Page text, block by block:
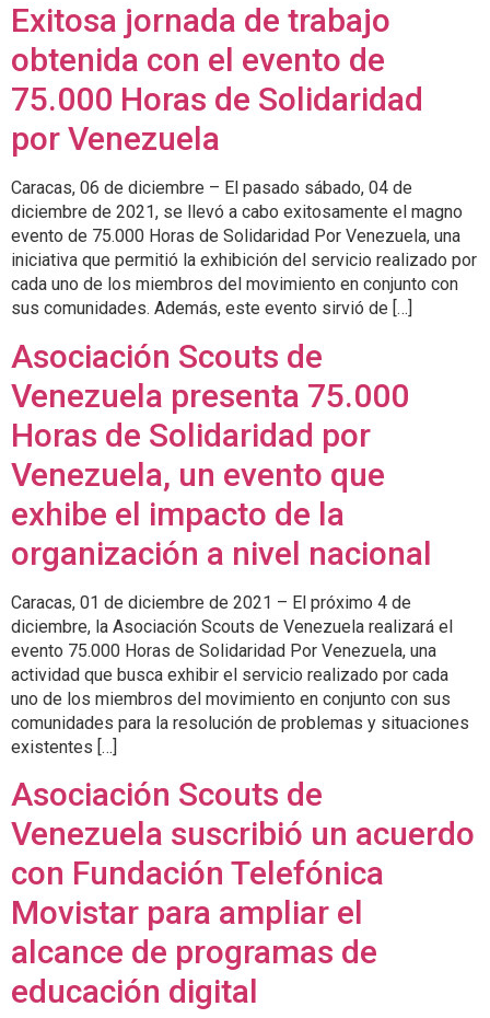
Exitosa jornada de trabajo
obtenida con el evento de
75.000 Horas de Solidaridad
por Venezuela
Caracas, 06 de diciembre – El pasado sábado, 04 de
diciembre de 2021, se llevó a cabo exitosamente el magno
evento de 75.000 Horas de Solidaridad Por Venezuela, una
iniciativa que permitió la exhibición del servicio realizado por
cada uno de los miembros del movimiento en conjunto con
sus comunidades. Además, este evento sirvió de […]
Asociación Scouts de
Venezuela presenta 75.000
Horas de Solidaridad por
Venezuela, un evento que
exhibe el impacto de la
organización a nivel nacional
Caracas, 01 de diciembre de 2021 – El próximo 4 de
diciembre, la Asociación Scouts de Venezuela realizará el
evento 75.000 Horas de Solidaridad Por Venezuela, una
actividad que busca exhibir el servicio realizado por cada
uno de los miembros del movimiento en conjunto con sus
comunidades para la resolución de problemas y situaciones
existentes […]
Asociación Scouts de
Venezuela suscribió un acuerdo
con Fundación Telefónica
Movistar para ampliar el
alcance de programas de
educación digital